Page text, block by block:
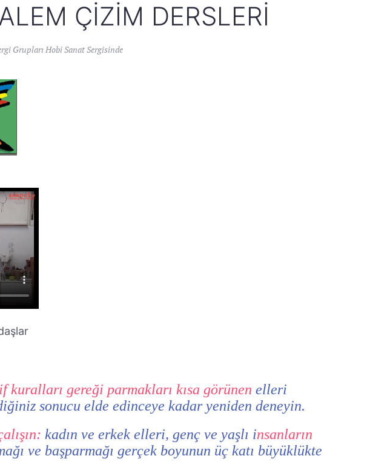
ÇIZIM DERSLERI
Grupları Hobi Sanat Sergisinde
kuralları gereği parmakları kısa görünen elleri
sonucu elde edinceye kadar yeniden deneyin.
kadın ve erkek elleri, genç ve yaşlı insanların
ve başparmağı gerçek boyunun üç katı büyüklükte